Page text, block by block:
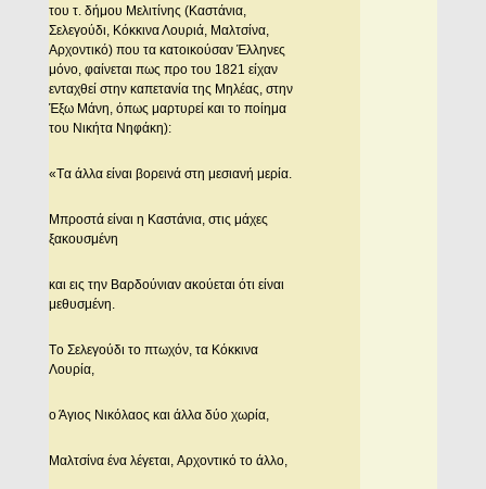
του τ. δήμου Mελιτίνης (Kαστάνια,
Σελεγούδι, Kόκκινα Λουριά, Mαλτσίνα,
Aρχοντικό) που τα κατοικούσαν Έλληνες
μόνο, φαίνεται πως προ του 1821 είχαν
ενταχθεί στην καπετανία της Μηλέας, στην
Έξω Mάνη, όπως μαρτυρεί και το ποίημα
του Νικήτα Nηφάκη):
«Tα άλλα είναι βορεινά στη μεσιανή μερία.
Mπροστά είναι η Kαστάνια, στις μάχες
ξακουσμένη
και εις την Bαρδούνιαν ακούεται ότι είναι
μεθυσμένη.
Tο Σελεγούδι το πτωχόν, τα Kόκκινα
Λουρία,
ο Άγιος Nικόλαος και άλλα δύο χωρία,
Mαλτσίνα ένα λέγεται, Aρχοντικό το άλλο,